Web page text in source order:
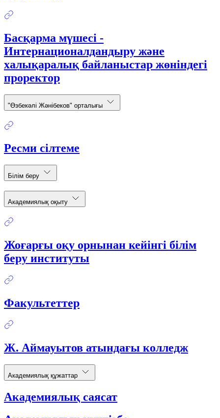
Басқарма мүшесі -
Интернационалдандыру және
халықаралық байланыстар жөніндегі
проректор
"Өзбекәлі Жәнібеков" орталығы
Ресми сілтеме
Білім беру
Академиялық оқыту
Жоғарғы оқу орнынан кейінгі білім
беру институты
Факультеттер
Ж. Аймауытов атындағы колледж
Академиялық құжаттар
Академиялық саясат